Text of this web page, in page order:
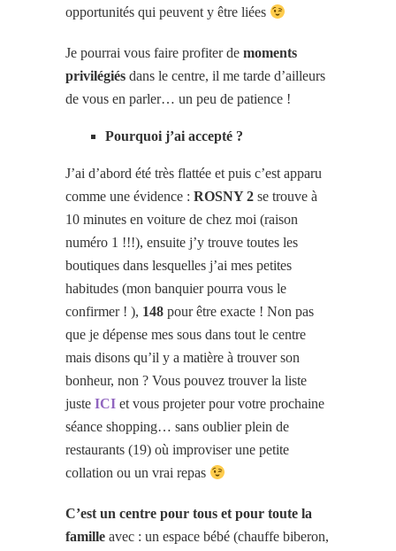
opportunités qui peuvent y être liées
Je pourrai vous faire profiter de moments
privilégiés dans le centre, il me tarde d’ailleurs
de vous en parler… un peu de patience !
Pourquoi j’ai accepté ?
J’ai d’abord été très flattée et puis c’est apparu
comme une évidence : ROSNY 2 se trouve à
10 minutes en voiture de chez moi (raison
numéro 1 !!!), ensuite j’y trouve toutes les
boutiques dans lesquelles j’ai mes petites
habitudes (mon banquier pourra vous le
confirmer ! ), 148 pour être exacte ! Non pas
que je dépense mes sous dans tout le centre
mais disons qu’il y a matière à trouver son
bonheur, non ? Vous pouvez trouver la liste
juste ICI et vous projeter pour votre prochaine
séance shopping… sans oublier plein de
restaurants (19) où improviser une petite
collation ou un vrai repas
C’est un centre pour tous et pour toute la
famille avec : un espace bébé (chauffe biberon,